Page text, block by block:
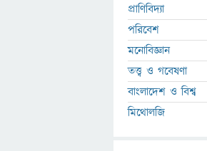
প্রাণিবিদ্যা
পরিবেশ
মনোবিজ্ঞান
তত্ত্ব ও গবেষণা
বাংলাদেশ ও বিশ্ব
মিথোলজি